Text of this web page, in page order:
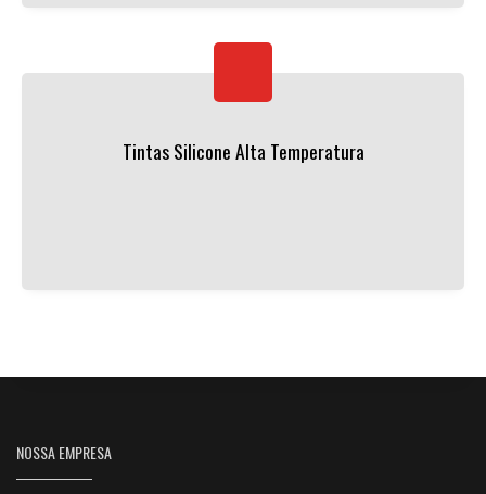
Tintas Silicone Alta Temperatura
NOSSA EMPRESA